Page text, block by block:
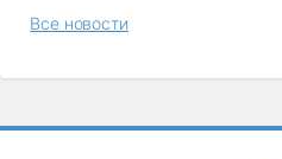
Все новости